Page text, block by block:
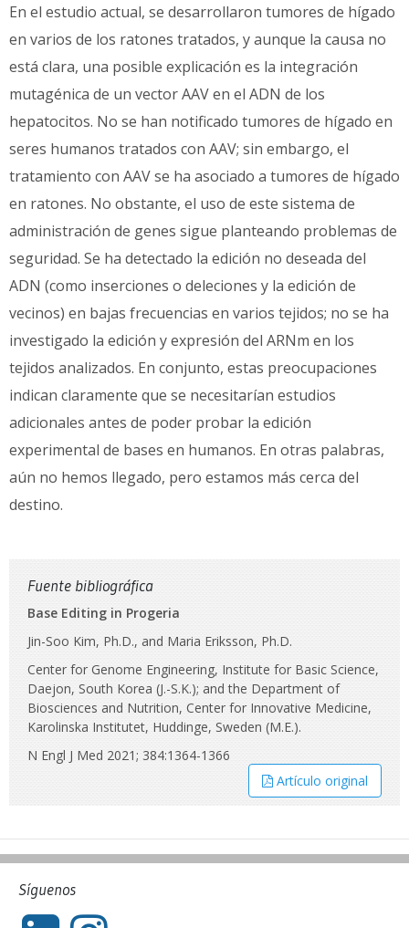
En el estudio actual, se desarrollaron tumores de hígado
en varios de los ratones tratados, y aunque la causa no
está clara, una posible explicación es la integración
mutagénica de un vector AAV en el ADN de los
hepatocitos. No se han notificado tumores de hígado en
seres humanos tratados con AAV; sin embargo, el
tratamiento con AAV se ha asociado a tumores de hígado
en ratones. No obstante, el uso de este sistema de
administración de genes sigue planteando problemas de
seguridad. Se ha detectado la edición no deseada del
ADN (como inserciones o deleciones y la edición de
vecinos) en bajas frecuencias en varios tejidos; no se ha
investigado la edición y expresión del ARNm en los
tejidos analizados. En conjunto, estas preocupaciones
indican claramente que se necesitarían estudios
adicionales antes de poder probar la edición
experimental de bases en humanos. En otras palabras,
aún no hemos llegado, pero estamos más cerca del
destino.
Fuente bibliográfica
Base Editing in Progeria
Jin-Soo Kim, Ph.D., and Maria Eriksson, Ph.D.
Center for Genome Engineering, Institute for Basic Science,
Daejon, South Korea (J.-S.K.); and the Department of
Biosciences and Nutrition, Center for Innovative Medicine,
Karolinska Institutet, Huddinge, Sweden (M.E.).
N Engl J Med 2021; 384:1364-1366
Artículo original
Síguenos